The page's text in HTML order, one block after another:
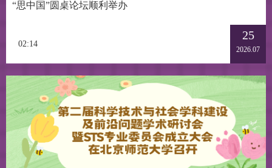
“思中国”圆桌论坛顺利举办
02:14
25
2026.07